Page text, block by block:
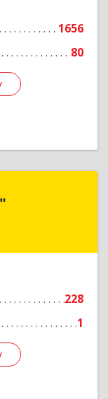
1656
80
228
1
Софт"
р-н,